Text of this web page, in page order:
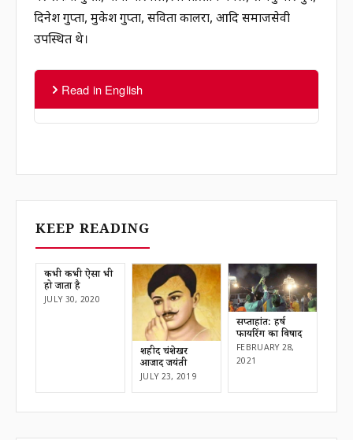
दिनेश गुप्ता, मुकेश गुप्ता, सविता कालरा, आदि समाजसेवी
उपस्थित थे।
Read in English
KEEP READING
कभी कभी ऐसा भी
हो जाता है
JULY 30, 2020
शहीद चंद्रशेखर
आजाद जयंती
JULY 23, 2019
सप्ताहांत: हर्ष
फायरिंग का विषाद
FEBRUARY 28,
2021